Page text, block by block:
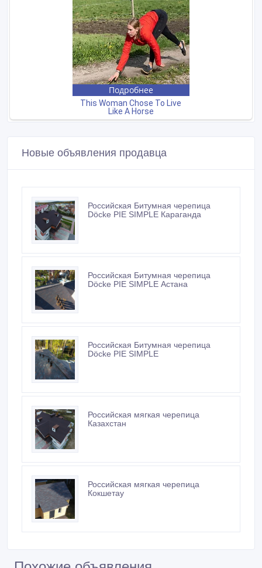
Новые объявления продавца
Российская Битумная черепица
Döcke PIE SIMPLE Караганда
Российская Битумная черепица
Döcke PIE SIMPLE Астана
Российская Битумная черепица
Döcke PIE SIMPLE
Российская мягкая черепица
Казахстан
Российская мягкая черепица
Кокшетау